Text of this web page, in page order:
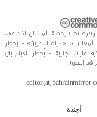
تحت رخصة المشاع الإبداعي،
المقال الى «مراة البحرين» - يحظر
غايات تجارية - يُحظر القيام بأي
في النص)
أجندة